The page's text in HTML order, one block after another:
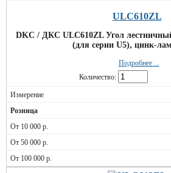
ULC610ZL
DKC / ДКС ULC610ZL Угол лестничный
(для серии U5), цинк-
Подробнее ...
Количество: